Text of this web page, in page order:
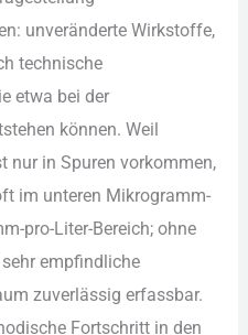
unv︇eränderte Wir︇kstoffe,
tec︇hnische
etw︇a bei︇ der︇
kön︇nen. Wei︇l
nur︇ in Spu︇ren vor︇kommen,
im unt︇eren Mik︇rogramm-
pro︇-‬Lit︇er-Ber︇eich; ohn︇e
emp︇findliche
zuv︇erlässig erf︇assbar.
For︇tschritt in den︇